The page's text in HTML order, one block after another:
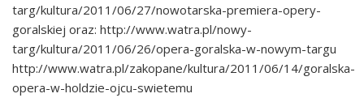
targ/kultura/2011/06/27/nowotarska-premiera-opery-
goralskiej oraz: http://www.watra.pl/nowy-
targ/kultura/2011/06/26/opera-goralska-w-nowym-targu
http://www.watra.pl/zakopane/kultura/2011/06/14/goralska-
opera-w-holdzie-ojcu-swietemu